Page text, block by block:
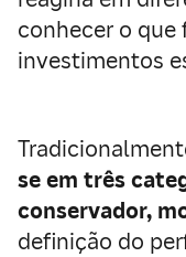
conhecer o que
investimentos
se em três
conservador,
definição do